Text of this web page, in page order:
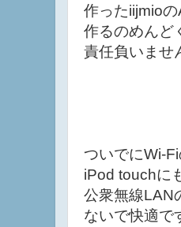
作ったiijmio
作るのめんど
ついでにWi-
iPod touchに
公衆無線LAN